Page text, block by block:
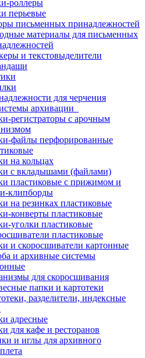
роллеры
перьевые
письменных принадлежностей
материалы для письменных
и текстовыделители
для черчения
архивации
регистраторы с арочным
файлы перфорированные
на кольцах
с вкладышами (файлами)
пластиковые с прижимом и
клипборды
на резинках пластиковые
конверты пластиковые
уголки пластиковые
пластиковые
и скоросшиватели картонные
и архивные системы
для скоросшивания
папки и картотеки
разделители, индексные
адресные
для кафе и ресторанов
и иглы для архивного